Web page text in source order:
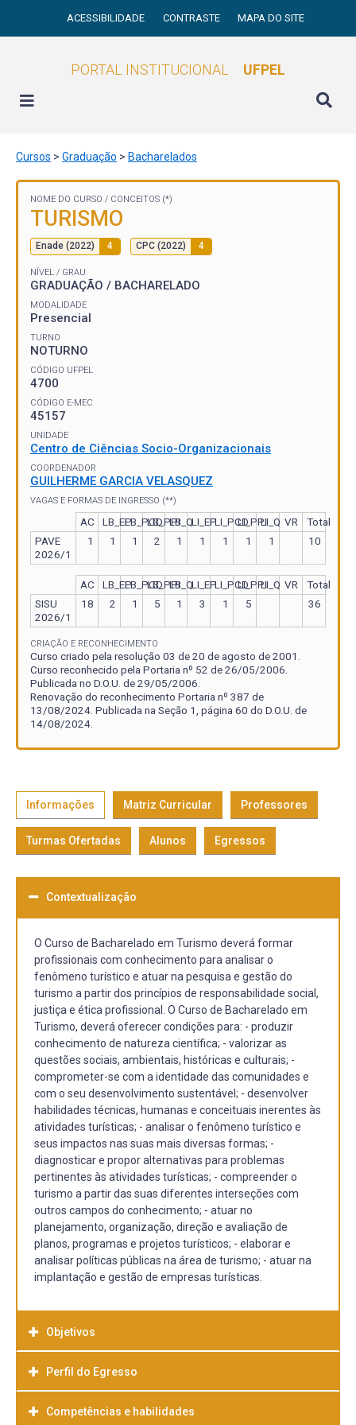
ACESSIBILIDADE CONTRASTE MAPA DO SITE
PORTAL INSTITUCIONAL UFPEL
Cursos > Graduação > Bacharelados
NOME DO CURSO / CONCEITOS (*)
TURISMO
Enade (2022) 4 CPC (2022) 4
NÍVEL / GRAU
GRADUAÇÃO / BACHARELADO
MODALIDADE
Presencial
TURNO
NOTURNO
CÓDIGO UFPEL
4700
CÓDIGO E-MEC
45157
UNIDADE
Centro de Ciências Socio-Organizacionais
COORDENADOR
GUILHERME GARCIA VELASQUEZ
VAGAS E FORMAS DE INGRESSO (**)
AC LB_EPLB_PCDLB_PPILB_QLI_EPLI_PCDLI_PPILI_Q VR
Total
PAVE
2026/1
1 1 1 2 1 1 1 1 1 10
AC LB_EPLB_PCDLB_PPILB_QLI_EPLI_PCDLI_PPILI_Q VR
Total
SISU
2026/1
18 2 1 5 1 3 1 5 36
CRIAÇÃO E RECONHECIMENTO
Curso criado pela resolução 03 de 20 de agosto de 2001.
Curso reconhecido pela Portaria nº 52 de 26/05/2006.
Publicada no D.O.U. de 29/05/2006.
Renovação do reconhecimento Portaria nº 387 de
13/08/2024. Publicada na Seção 1, página 60 do D.O.U. de
14/08/2024.
Informações Matriz Curricular Professores
Turmas Ofertadas Alunos Egressos
Contextualização
O Curso de Bacharelado em Turismo deverá formar
profissionais com conhecimento para analisar o
fenômeno turístico e atuar na pesquisa e gestão do
turismo a partir dos princípios de responsabilidade social,
justiça e ética profissional. O Curso de Bacharelado em
Turismo, deverá oferecer condições para: - produzir
conhecimento de natureza científica; - valorizar as
questões sociais, ambientais, históricas e culturais; -
comprometer-se com a identidade das comunidades e
com o seu desenvolvimento sustentável; - desenvolver
habilidades técnicas, humanas e conceituais inerentes às
atividades turísticas; - analisar o fenômeno turístico e
seus impactos nas suas mais diversas formas; -
diagnosticar e propor alternativas para problemas
pertinentes às atividades turísticas; - compreender o
turismo a partir das suas diferentes interseções com
outros campos do conhecimento; - atuar no
planejamento, organização, direção e avaliação de
planos, programas e projetos turísticos; - elaborar e
analisar políticas públicas na área de turismo; - atuar na
implantação e gestão de empresas turísticas.
Objetivos
OBJETIVO GERAL:
O Curso de Bacharelado em Turismo deverá formar
profissionais com conhecimento para analisar e intervir
Perfil do Egresso
O profissional formado no Curso de Bacharelado em
Competências e habilidades